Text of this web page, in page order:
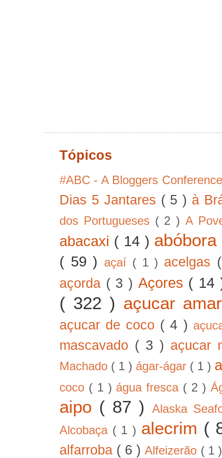
Tópicos
#ABC - A Bloggers
Dias 5 Jantares ( 5 ) à
dos Portugueses ( 2 )A
abacaxi ( 14 )
( 59 ) açaí ( 1 ) acelgas
açorda ( 3 ) Açores (
( 322 ) açucar
açucar de coco ( 4 )
mascavado ( 3 ) açucar
Machado ( 1 ) ágar-ágar ( 1 )
coco ( 1 ) água fresca ( 2 )
aipo ( 87 )
Alaska
Alcobaça ( 1 ) alecrim (
alfarroba ( 6 )Alfeizerão ( 1